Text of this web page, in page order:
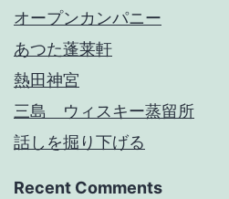
オープンカンパニー
あつた蓬莱軒
熱田神宮
三島 ウィスキー蒸留所
話しを掘り下げる
Recent Comments